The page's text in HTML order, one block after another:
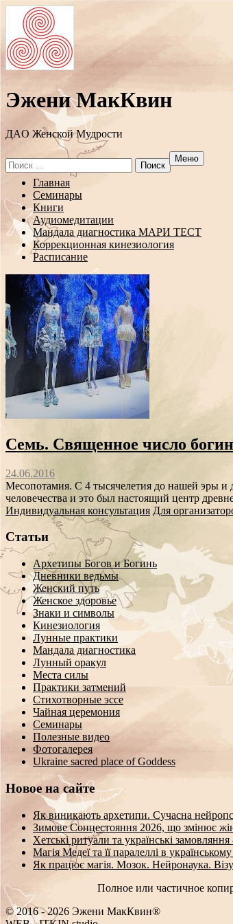
Эжени МакКвин
ДAO Женской Мудрости
Search
for:
Меню
Перейти
содержанию
Главная
Семинары
Книги
Аудиомедитации
Мандала диагностика МАРИ ТЕСТ
Коррекционная кинезиология
Расписание
Семь. Священное число
24.06.2016
Месопотамия. С 4 тысячелетия до нашей эры и
человечества и это был настоящий центр
Индивидуальная консультация Для
Статьи
Архетипы Богов и Богинь
Дневники ведьмы
Женский путь
Женское здоровье
Знаки и символы
Кинезиология
Лунные практики
Мандала диагностика
Лунный оракул
Места силы
Практики затмений
Стихотворные эссе
Чайная церемония
Семинары
Полезные видео
Фотогалерея
Ukraine sacred place of Goddess
Новое на сайте
Як виникають архетипи. Сучасна
Зимове Сонцестояння 2026, що змінює
Хетські ритуали та українські
Магія Медеї та її паралеллі в
Як працює магія. Мозок. Нейронаука.
Полное или частичное
© 2016 - 2026 Эжени МакКвин®